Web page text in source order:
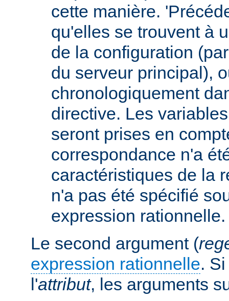
cette manière.
qu'elles se trouvent à
de la configuration
du serveur principal),
chronologiquement
directive. Les
seront prises en
correspondance n'a
caractéristiques de la
n'a pas été spécifié
expression rationnelle.
Le second argument (
expression rationnelle.
l'attribut, les arguments